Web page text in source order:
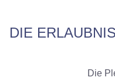
DIE
Die